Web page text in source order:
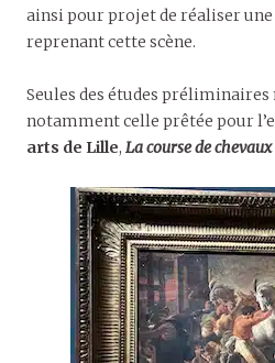
ainsi pour projet de réaliser
reprenant cette scène.
Seules des études préliminaires
notamment celle prêtée pour
arts de Lille, La course de